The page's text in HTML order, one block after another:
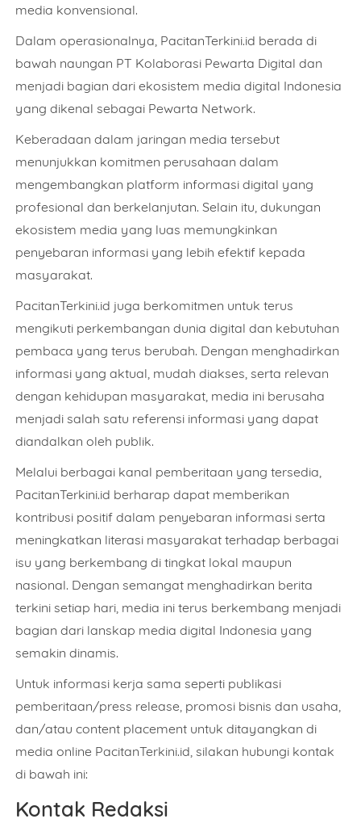
media konvensional.
Dalam operasionalnya, PacitanTerkini.id berada di
bawah naungan PT Kolaborasi Pewarta Digital dan
menjadi bagian dari ekosistem media digital Indonesia
yang dikenal sebagai Pewarta Network.
Keberadaan dalam jaringan media tersebut
menunjukkan komitmen perusahaan dalam
mengembangkan platform informasi digital yang
profesional dan berkelanjutan. Selain itu, dukungan
ekosistem media yang luas memungkinkan
penyebaran informasi yang lebih efektif kepada
masyarakat.
PacitanTerkini.id juga berkomitmen untuk terus
mengikuti perkembangan dunia digital dan kebutuhan
pembaca yang terus berubah. Dengan menghadirkan
informasi yang aktual, mudah diakses, serta relevan
dengan kehidupan masyarakat, media ini berusaha
menjadi salah satu referensi informasi yang dapat
diandalkan oleh publik.
Melalui berbagai kanal pemberitaan yang tersedia,
PacitanTerkini.id berharap dapat memberikan
kontribusi positif dalam penyebaran informasi serta
meningkatkan literasi masyarakat terhadap berbagai
isu yang berkembang di tingkat lokal maupun
nasional. Dengan semangat menghadirkan berita
terkini setiap hari, media ini terus berkembang menjadi
bagian dari lanskap media digital Indonesia yang
semakin dinamis.
Untuk informasi kerja sama seperti publikasi
pemberitaan/press release, promosi bisnis dan usaha,
dan/atau content placement untuk ditayangkan di
media online PacitanTerkini.id, silakan hubungi kontak
di bawah ini:
Kontak Redaksi
Nama Lengkap
Nomor WhatsApp Aktif